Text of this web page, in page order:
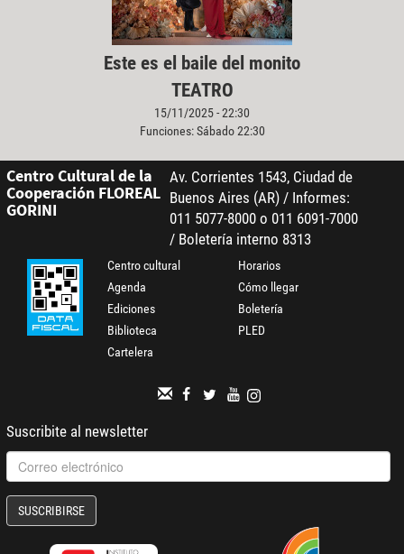
Este es el baile del monito
TEATRO
15/11/2025 - 22:30
Funciones: Sábado 22:30
Centro Cultural de la
Cooperación FLOREAL
GORINI
Av. Corrientes 1543, Ciudad de
Buenos Aires (AR) / Informes:
011 5077-8000 o 011 6091-7000
/ Boletería interno 8313
Centro cultural
Agenda
Ediciones
Biblioteca
Cartelera
Horarios
Cómo llegar
Boletería
PLED
Suscribite al newsletter
SUSCRIBIRSE